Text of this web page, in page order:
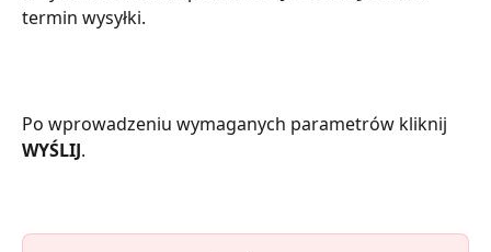
termin wysyłki.
Po wprowadzeniu wymaganych parametrów kliknij
WYŚLIJ.